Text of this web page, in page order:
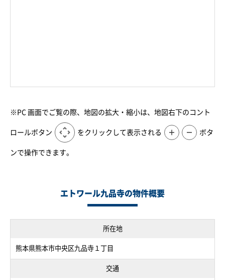
※PC 画面でご覧の際、地図の拡大・縮小は、地図右下のコント
ロールボタン をクリックして表示される ＋ － ボタ
ンで操作できます。
エトワール九品寺の物件概要
所在地
熊本県熊本市中央区九品寺１丁目
交通